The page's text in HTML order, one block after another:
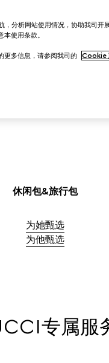
汲取灵感，Gucci旅行
行箱包
休闲包&旅行包
为她甄选
为他甄选
专属服
分析网站使用情况，协助我司开
使用条款。
更多信息，请参阅我司的 Cookie